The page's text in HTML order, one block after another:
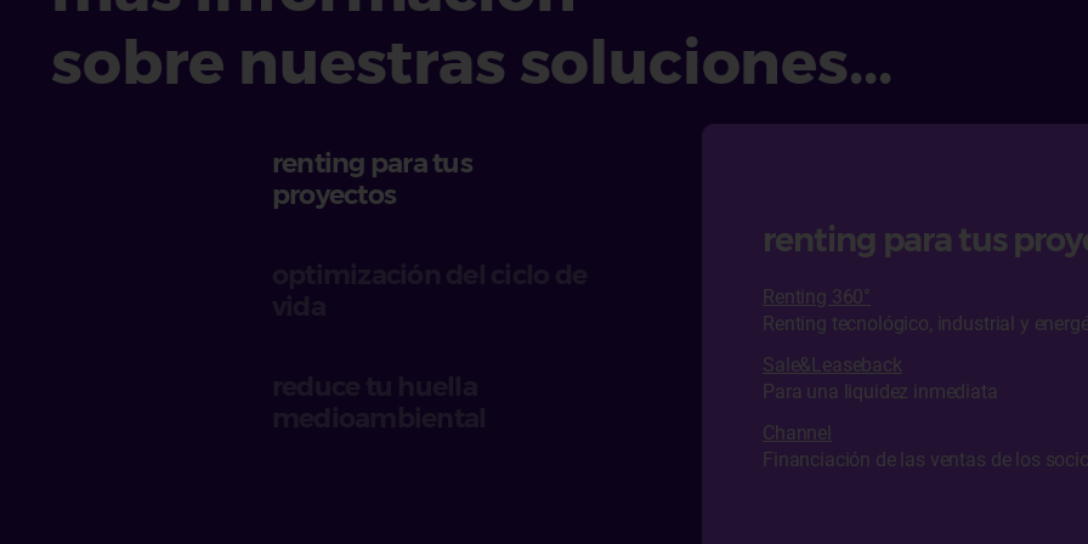
sobre nuestras soluciones...
renting para tus
proyectos
renting para tus
Renting 360°
Renting tecnológico, industrial y
Sale&Leaseback
Para una liquidez inmediata
Channel
Financiación de las ventas de los